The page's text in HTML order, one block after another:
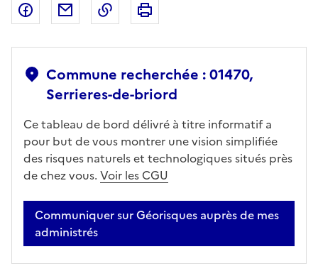
Partager sur Facebook
Partager par emailCopier dans le presse-papier
Commune recherchée : 01470,
Serrieres-de-briord
Ce tableau de bord délivré à titre informatif a
pour but de vous montrer une vision simplifiée
des risques naturels et technologiques situés près
de chez vous. Voir les CGU
Communiquer sur Géorisques auprès de mes
administrés